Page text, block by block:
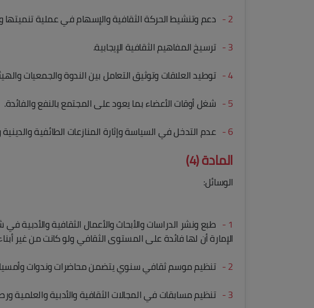
2 -
دعم وتنشيط الحركة الثقافية والإسهام في عملية تنميتها
3 -
ترسيخ المفاهيم الثقافية الإيجابية.
4 -
توطيد العلاقات وتوثيق التعامل بين الندوة والجمعيات
5 -
شغل أوقات الأعضاء بما يعود على المجتمع بالنفع والفائدة.
6 -
عدم التدخل في السياسة وإثارة المنازعات الطائفية
المادة (4)
الوسائل:
1 -
طبع ونشر الدراسات والأبحاث والأعمال الثقافية والأدبية
الإمارة أن لها فائدة على المستوى الثقافي ولو كانت من غير أبناء
2 -
تنظيم موسم ثقافي سنوي يتضمن محاضرات وندوات
3 -
تنظيم مسابقات في المجالات الثقافية والأدبية والعلمية